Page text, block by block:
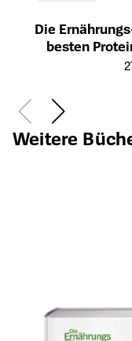
Die
besten
Öffnet die Detailseite
Weitere